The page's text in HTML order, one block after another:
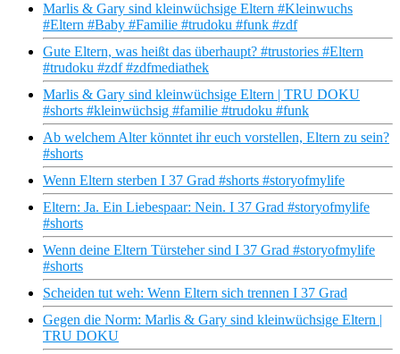
Marlis & Gary sind kleinwüchsige Eltern #Kleinwuchs
#Eltern #Baby #Familie #trudoku #funk #zdf
Gute Eltern, was heißt das überhaupt? #trustories #Eltern
#trudoku #zdf #zdfmediathek
Marlis & Gary sind kleinwüchsige Eltern | TRU DOKU
#shorts #kleinwüchsig #familie #trudoku #funk
Ab welchem Alter könntet ihr euch vorstellen, Eltern zu sein?
#shorts
Wenn Eltern sterben I 37 Grad #shorts #storyofmylife
Eltern: Ja. Ein Liebespaar: Nein. I 37 Grad #storyofmylife
#shorts
Wenn deine Eltern Türsteher sind I 37 Grad #storyofmylife
#shorts
Scheiden tut weh: Wenn Eltern sich trennen I 37 Grad
Gegen die Norm: Marlis & Gary sind kleinwüchsige Eltern |
TRU DOKU